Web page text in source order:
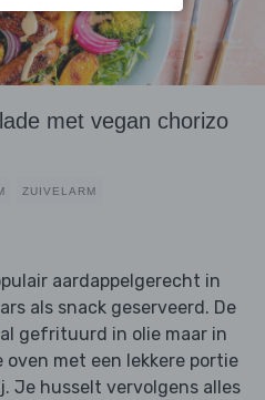
met vegan chorizo
ZUIVELARM
aardappelgerecht in
als snack geserveerd. De
gefrituurd in olie maar in
oven met een lekkere portie
Je husselt vervolgens alles